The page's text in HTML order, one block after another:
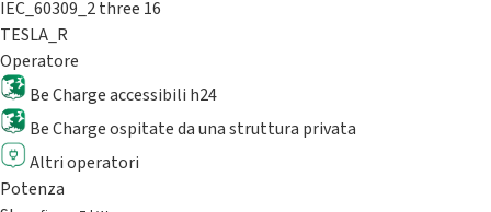
IEC_60309_2 three 16
TESLA_R
Operatore
Be Charge accessibili h24
Be Charge ospitate da una struttura privata
Altri operatori
Potenza